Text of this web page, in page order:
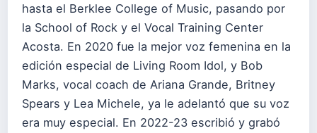
hasta el Berklee College of Music, pasando por
la School of Rock y el Vocal Training Center
Acosta. En 2020 fue la mejor voz femenina en la
edición especial de Living Room Idol, y Bob
Marks, vocal coach de Ariana Grande, Britney
Spears y Lea Michele, ya le adelantó que su voz
era muy especial. En 2022-23 escribió y grabó